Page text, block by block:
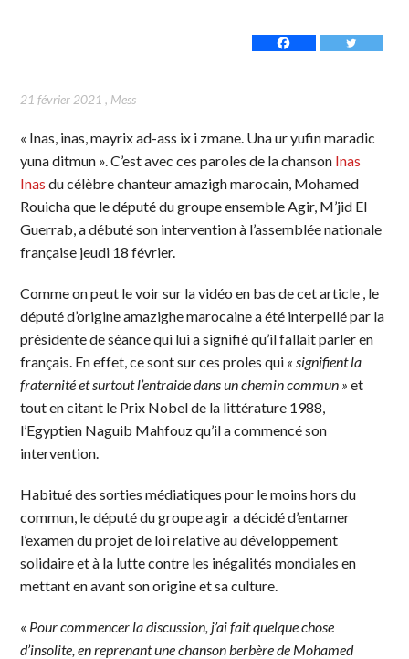
21 février 2021 , Mess
« Inas, inas, mayrix ad-ass ix i zmane. Una ur yufin maradic
yuna ditmun ». C’est avec ces paroles de la chanson Inas
Inas du célèbre chanteur amazigh marocain, Mohamed
Rouicha que le député du groupe ensemble Agir, M’jid El
Guerrab, a débuté son intervention à l’assemblée nationale
française jeudi 18 février.
Comme on peut le voir sur la vidéo en bas de cet article , le
député d’origine amazighe marocaine a été interpellé par la
présidente de séance qui lui a signifié qu’il fallait parler en
français. En effet, ce sont sur ces proles qui « signifient la
fraternité et surtout l’entraide dans un chemin commun » et
tout en citant le Prix Nobel de la littérature 1988,
l’Egyptien Naguib Mahfouz qu’il a commencé son
intervention.
Habitué des sorties médiatiques pour le moins hors du
commun, le député du groupe agir a décidé d’entamer
l’examen du projet de loi relative au développement
solidaire et à la lutte contre les inégalités mondiales en
mettant en avant son origine et sa culture.
« Pour commencer la discussion, j’ai fait quelque chose
d’insolite, en reprenant une chanson berbère de Mohamed